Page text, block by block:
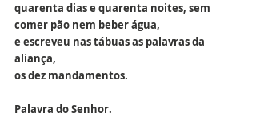
quarenta dias e quarenta noites, sem
comer pão nem beber água,
e escreveu nas tábuas as palavras da
aliança,
os dez mandamentos.
Palavra do Senhor.